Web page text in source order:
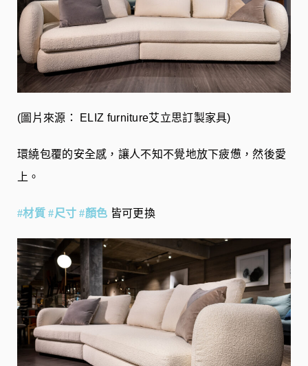
(圖片來源： ELIZ furniture艾立思訂製家具)
環繞包覆的安全感，讓人不知不覺地放下疲憊，然後愛
上。
#材質 #尺寸 #顏色 皆可更換